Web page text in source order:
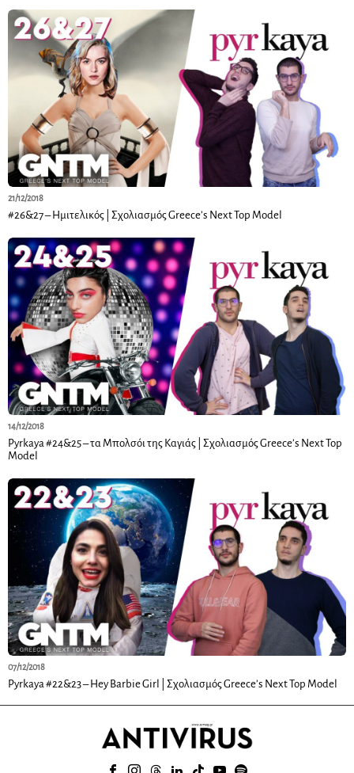
21/12/2018
#26&27 – Ημιτελικός | Σχολιασμός Greece’s Next Top Model
14/12/2018
Pyrkaya #24&25 – τα Μπολσόι της Καγιάς | Σχολιασμός Greece’s Next Top
Model
07/12/2018
Pyrkaya #22&23 – Hey Barbie Girl | Σχολιασμός Greece’s Next Top Model